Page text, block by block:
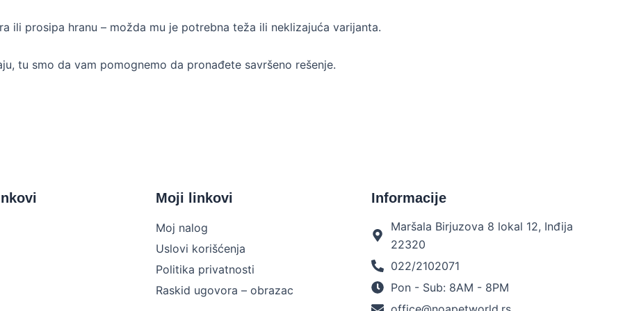
ili prosipa hranu – možda mu je potrebna teža ili neklizajuća varijanta.
tu smo da vam pomognemo da pronađete savršeno rešenje.
Moji linkovi
Moj nalog
Uslovi korišćenja
Politika privatnosti
Raskid ugovora – obrazac
Informacije
Maršala Birjuzova 8 lokal 12, Inđija
22320
022/2102071
Pon - Sub: 8AM - 8PM